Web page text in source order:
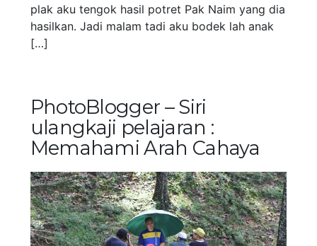
plak aku tengok hasil potret Pak Naim yang dia
hasilkan. Jadi malam tadi aku bodek lah anak
[…]
PhotoBlogger – Siri
ulangkaji pelajaran :
Memahami Arah Cahaya